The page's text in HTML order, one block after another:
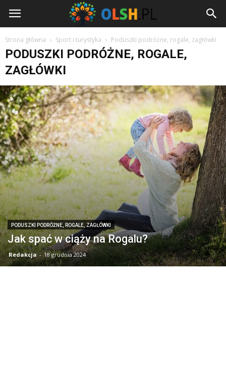
Olsh.pl
Strona główna Sport i turystyka Poduszki podróżne, rogale, zagłówki
PODUSZKI PODRÓŻNE, ROGALE,
ZAGŁÓWKI
PODUSZKI PODRÓŻNE, ROGALE, ZAGŁÓWKI
Jak spać w ciąży na Rogalu?
Redakcja - 18 grudnia 2024